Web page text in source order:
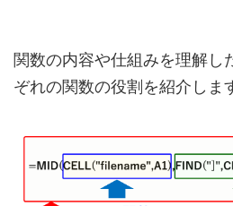
関数の内容や仕組みを理解し
ぞれの関数の役割を紹介しま